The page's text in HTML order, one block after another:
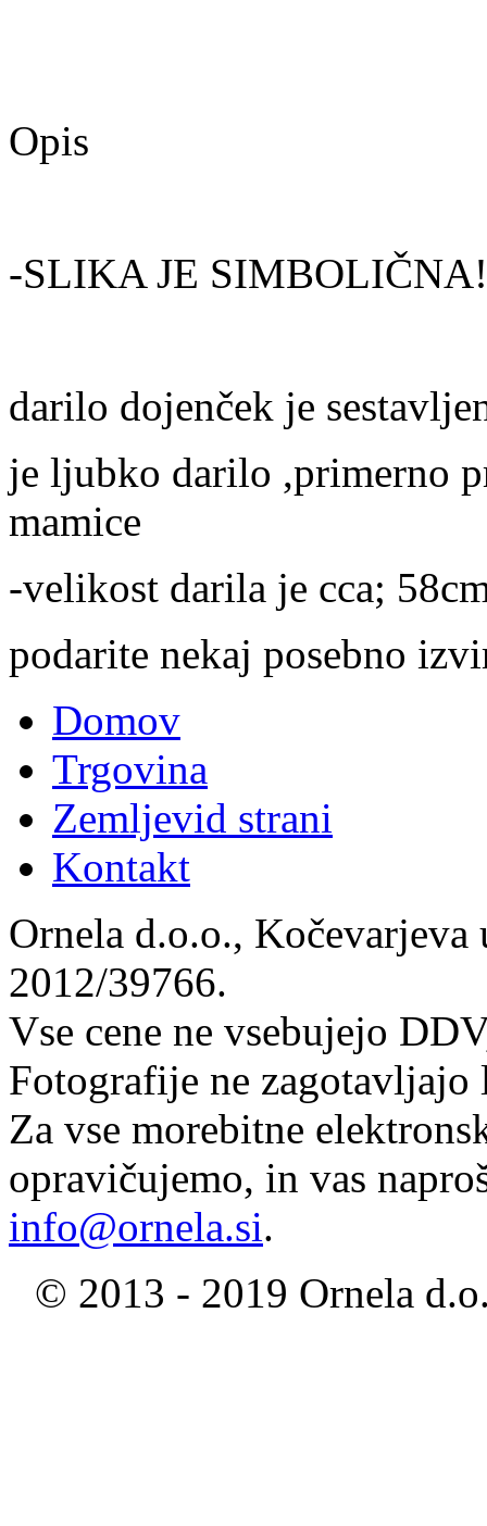
Opis
-SLIKA JE SIMBOLIČNA!
darilo dojenček je
je ljubko darilo ,primerno
mamice
-velikost darila je cca;
podarite nekaj posebno
Domov
Trgovina
Zemljevid strani
Kontakt
Ornela d.o.o.,
2012/39766.
Vse cene ne vsebujejo
Fotografije ne zagotavljajo
Za vse morebitne
opravičujemo, in vas
info@ornela.si.
© 2013 - 2019 Ornela